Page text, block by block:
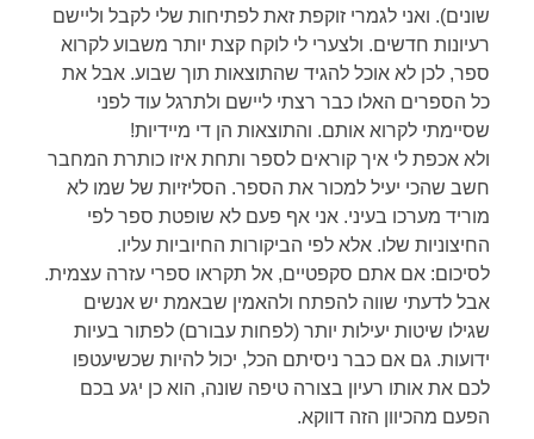
שונים). ואני לגמרי זוקפת זאת לפתיחות שלי לקבל וליישם
רעיונות חדשים. ולצערי לי לוקח קצת יותר משבוע לקרוא
ספר, לכן לא אוכל להגיד שהתוצאות תוך שבוע. אבל את
כל הספרים האלו כבר רצתי ליישם ולתרגל עוד לפני
שסיימתי לקרוא אותם. והתוצאות הן די מיידיות!
ולא אכפת לי איך קוראים לספר ותחת איזו כותרת המחבר
חשב שהכי יעיל למכור את הספר. הסליזיות של שמו לא
מוריד מערכו בעיני. אני אף פעם לא שופטת ספר לפי
החיצוניות שלו. אלא לפי הביקורות החיוביות עליו.
לסיכום: אם אתם סקפטיים, אל תקראו ספרי עזרה עצמית.
אבל לדעתי שווה להפתח ולהאמין שבאמת יש אנשים
שגילו שיטות יעילות יותר (לפחות עבורם) לפתור בעיות
ידועות. גם אם כבר ניסיתם הכל, יכול להיות שכשיעטפו
לכם את אותו רעיון בצורה טיפה שונה, הוא כן יגע בכם
הפעם מהכיוון הזה דווקא.